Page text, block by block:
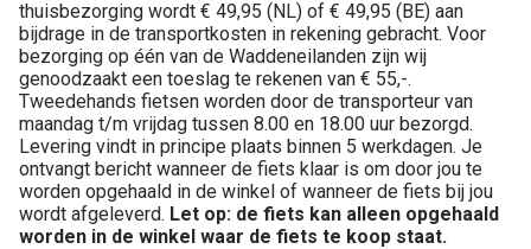
thuisbezorging wordt € 49,95 (NL) of € 49,95 (BE) aan
bijdrage in de transportkosten in rekening gebracht. Voor
bezorging op één van de Waddeneilanden zijn wij
genoodzaakt een toeslag te rekenen van € 55,-.
Tweedehands fietsen worden door de transporteur van
maandag t/m vrijdag tussen 8.00 en 18.00 uur bezorgd.
Levering vindt in principe plaats binnen 5 werkdagen. Je
ontvangt bericht wanneer de fiets klaar is om door jou te
worden opgehaald in de winkel of wanneer de fiets bij jou
wordt afgeleverd. Let op: de fiets kan alleen opgehaald
worden in de winkel waar de fiets te koop staat.